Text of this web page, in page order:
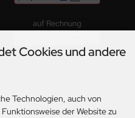
auf Rechnung
Cookies und andere
Technologien, auch von
der Website zu